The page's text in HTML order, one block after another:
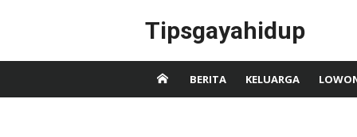
Tipsgayahidup
BERITA KELUARGA